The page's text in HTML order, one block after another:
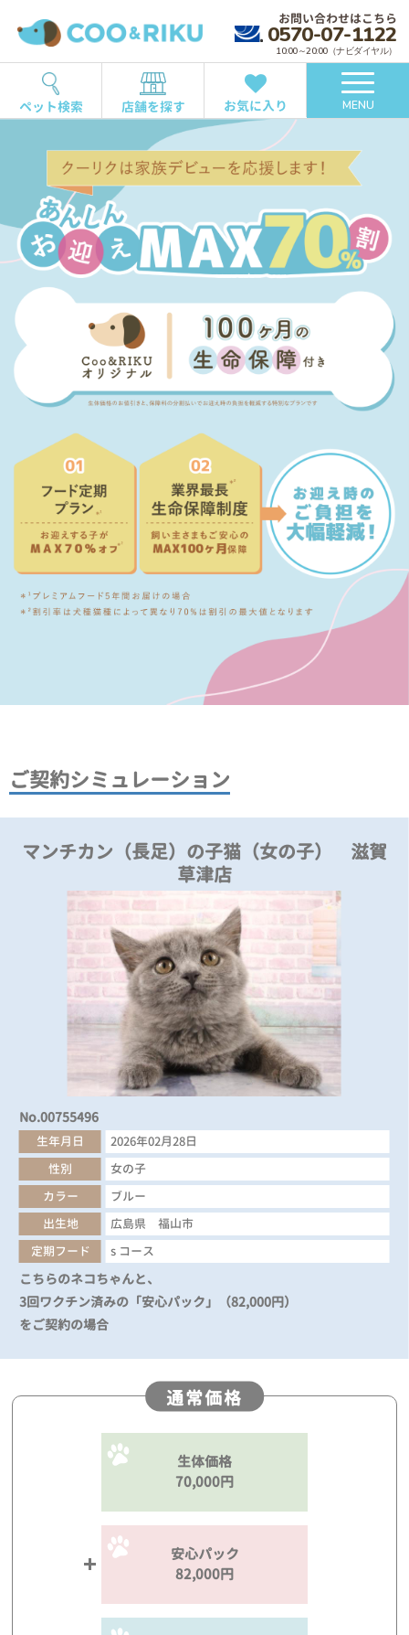
お問い合わせはこちら
0570-07-1122
10:00～20:00（ナビダイヤル）
ペット検索 店舗を探す お気に入り MENU
ご契約シミュレーション
マンチカン（長足）の子猫（女の子） 滋賀
草津店
No.00755496
生年月日
2026年02月28日
性別
女の子
カラー
ブルー
出生地
広島県 福山市
定期フード
s コース
こちらのネコちゃんと、
3回ワクチン済みの「安心パック」（82,000円）
をご契約の場合
通常価格
生体価格
70,000円
安心パック
82,000円